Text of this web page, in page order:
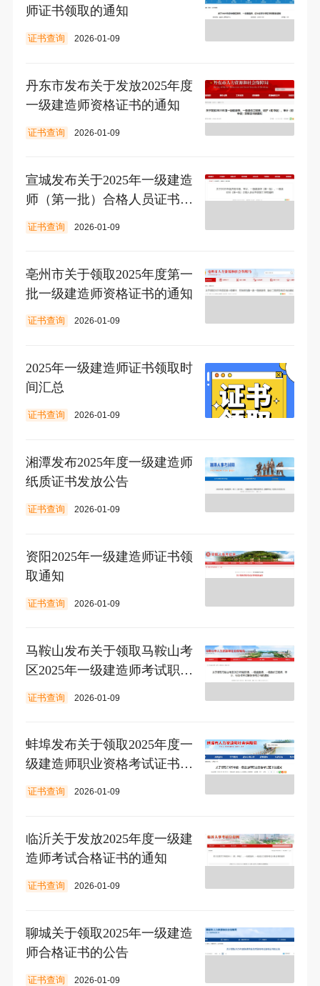
师证书领取的通知
证书查询 2026-01-09
丹东市发布关于发放2025年度
一级建造师资格证书的通知
证书查询 2026-01-09
宣城发布关于2025年一级建造
师（第一批）合格人员证书发
放工作的通知
证书查询 2026-01-09
亳州市关于领取2025年度第一
批一级建造师资格证书的通知
证书查询 2026-01-09
2025年一级建造师证书领取时
间汇总
证书查询 2026-01-09
湘潭发布2025年度一级建造师
纸质证书发放公告
证书查询 2026-01-09
资阳2025年一级建造师证书领
取通知
证书查询 2026-01-09
马鞍山发布关于领取马鞍山考
区2025年一级建造师考试职业
资格证书的通知
证书查询 2026-01-09
蚌埠发布关于领取2025年度一
级建造师职业资格考试证书的
通知
证书查询 2026-01-09
临沂关于发放2025年度一级建
造师考试合格证书的通知
证书查询 2026-01-09
聊城关于领取2025年一级建造
师合格证书的公告
证书查询 2026-01-09